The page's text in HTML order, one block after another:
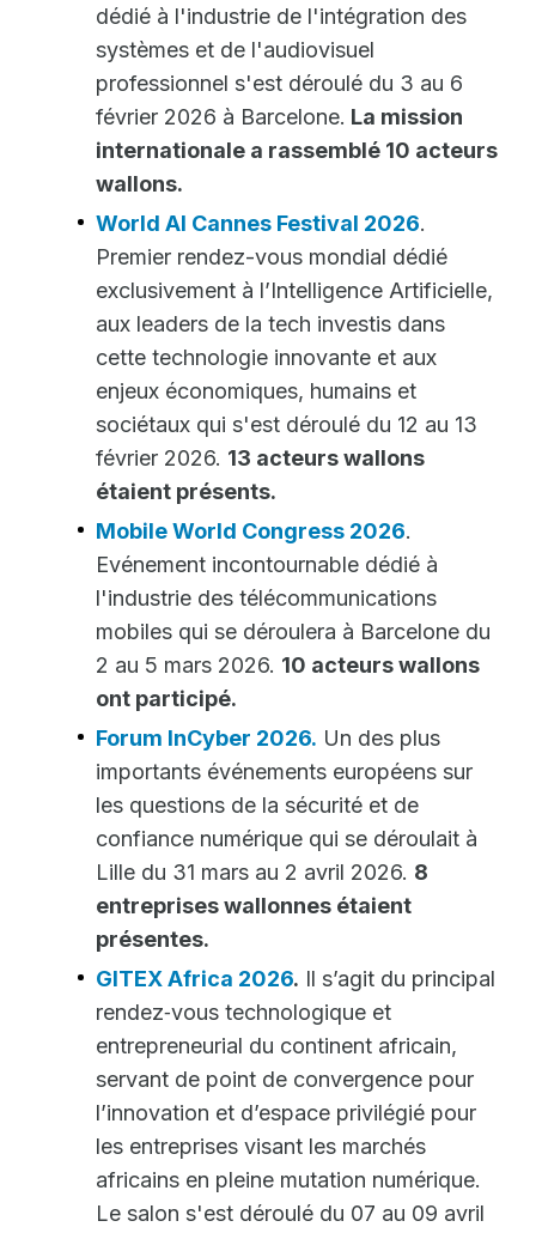
dédié à l'industrie de l'intégration des
systèmes et de l'audiovisuel
professionnel s'est déroulé du 3 au 6
février 2026 à Barcelone. La mission
internationale a rassemblé 10 acteurs
wallons.
World AI Cannes Festival 2026.
Premier rendez-vous mondial dédié
exclusivement à l’Intelligence Artificielle,
aux leaders de la tech investis dans
cette technologie innovante et aux
enjeux économiques, humains et
sociétaux qui s'est déroulé du 12 au 13
février 2026. 13 acteurs wallons
étaient présents.
Mobile World Congress 2026.
Evénement incontournable dédié à
l'industrie des télécommunications
mobiles qui se déroulera à Barcelone du
2 au 5 mars 2026. 10 acteurs wallons
ont participé.
Forum InCyber 2026. Un des plus
importants événements européens sur
les questions de la sécurité et de
confiance numérique qui se déroulait à
Lille du 31 mars au 2 avril 2026. 8
entreprises wallonnes étaient
présentes.
GITEX Africa 2026. Il s’agit du principal
rendez‑vous technologique et
entrepreneurial du continent africain,
servant de point de convergence pour
l’innovation et d’espace privilégié pour
les entreprises visant les marchés
africains en pleine mutation numérique.
Le salon s'est déroulé du 07 au 09 avril